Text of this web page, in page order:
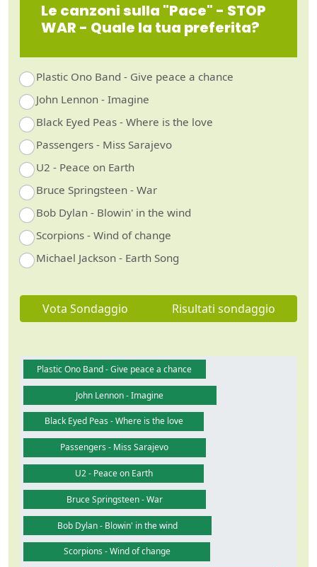
Le canzoni sulla "Pace" - STOP
WAR - Quale la tua preferita?
Plastic Ono Band - Give peace a chance
John Lennon - Imagine
Black Eyed Peas - Where is the love
Passengers - Miss Sarajevo
U2 - Peace on Earth
Bruce Springsteen - War
Bob Dylan - Blowin' in the wind
Scorpions - Wind of change
Michael Jackson - Earth Song
Vota Sondaggio Risultati sondaggio
Plastic Ono Band - Give peace a chance
John Lennon - Imagine
Black Eyed Peas - Where is the love
Passengers - Miss Sarajevo
U2 - Peace on Earth
Bruce Springsteen - War
Bob Dylan - Blowin' in the wind
Scorpions - Wind of change